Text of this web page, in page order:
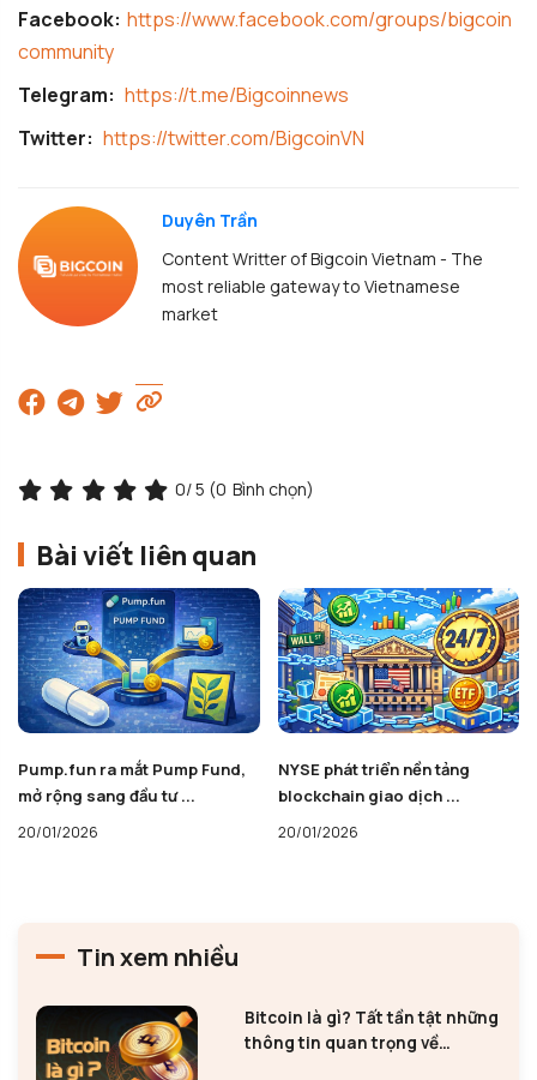
Facebook: https://www.facebook.com/groups/bigcoin
community
Telegram: https://t.me/Bigcoinnews
Twitter: https://twitter.com/BigcoinVN
Duyên Trần
Content Writter of Bigcoin Vietnam - The
most reliable gateway to Vietnamese
market
0/ 5 (0 Bình chọn)
Bài viết liên quan
Pump.fun ra mắt Pump Fund,
mở rộng sang đầu tư ...
20/01/2026
NYSE phát triển nền tảng
blockchain giao dịch ...
20/01/2026
Tin xem nhiều
Bitcoin là gì? Tất tần tật những
thông tin quan trọng về